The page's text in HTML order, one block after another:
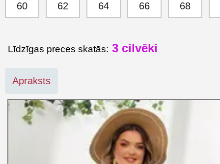
60 62 64 66 68
Līdzīgas preces skatās: 3 cilvēki
Apraksts